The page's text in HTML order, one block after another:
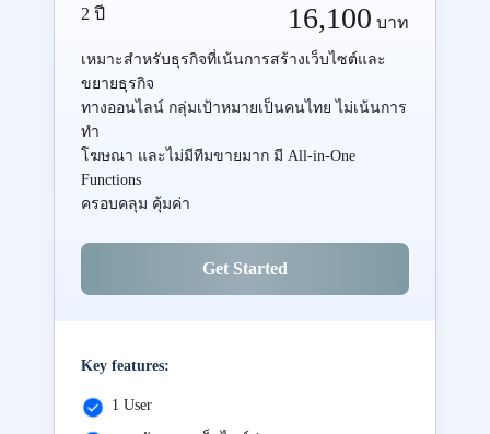
2 ปี 16,100 บาท
เหมาะสำหรับธุรกิจที่เน้นการสร้างเว็บไซต์และ
ขยายธุรกิจ
ทางออนไลน์ กลุ่มเป้าหมายเป็นคนไทย ไม่เน้นการ
ทำ
โฆษณา และไม่มีทีมขายมาก มี All-in-One
Functions
ครอบคลุม คุ้มค่า
Get Started
Key features:
1 User